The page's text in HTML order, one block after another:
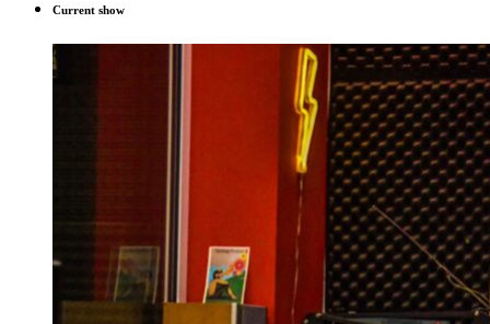
Current show